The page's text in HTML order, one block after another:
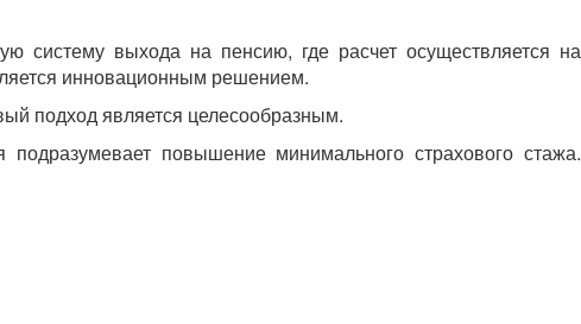
выхода на пенсию, где расчет осуществляется на
инновационным решением.
подход является целесообразным.
повышение минимального страхового стажа.